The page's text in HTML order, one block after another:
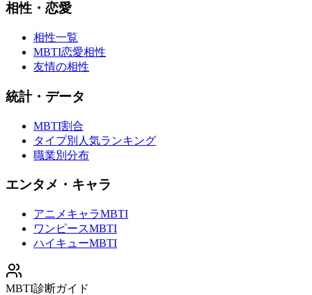
相性・恋愛
相性一覧
MBTI恋愛相性
友情の相性
統計・データ
MBTI割合
タイプ別人気ランキング
職業別分布
エンタメ・キャラ
アニメキャラMBTI
ワンピースMBTI
ハイキューMBTI
MBTI診断ガイド